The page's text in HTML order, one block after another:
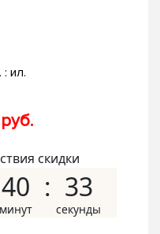
: ил.
скидки
40 32